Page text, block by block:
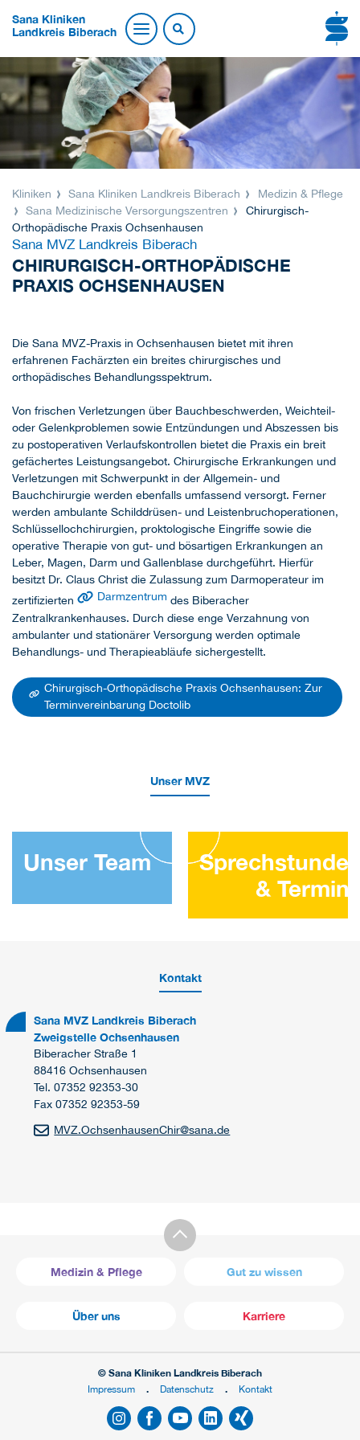
Sana Kliniken
Landkreis Biberach
Kliniken Sana Kliniken Landkreis Biberach
Medizin & Pflege
Sana Medizinische Versorgungszentren
Chirurgisch-
Orthopädische Praxis Ochsenhausen
Sana MVZ Landkreis Biberach
CHIRURGISCH-ORTHOPÄDISCHE
PRAXIS OCHSENHAUSEN
Die Sana MVZ-Praxis in Ochsenhausen bietet mit ihren
erfahrenen Fachärzten ein breites chirurgisches und
orthopädisches Behandlungsspektrum.
Von frischen Verletzungen über Bauchbeschwerden, Weichteil-
oder Gelenkproblemen sowie Entzündungen und Abszessen bis
zu postoperativen Verlaufskontrollen bietet die Praxis ein breit
gefächertes Leistungsangebot. Chirurgische Erkrankungen und
Verletzungen mit Schwerpunkt in der Allgemein- und
Bauchchirurgie werden ebenfalls umfassend versorgt. Ferner
werden ambulante Schilddrüsen- und Leistenbruchoperationen,
Schlüssellochchirurgien, proktologische Eingriffe sowie die
operative Therapie von gut- und bösartigen Erkrankungen an
Leber, Magen, Darm und Gallenblase durchgeführt. Hierfür
besitzt Dr. Claus Christ die Zulassung zum Darmoperateur im
zertifizierten
Darmzentrum des Biberacher
Zentralkrankenhauses. Durch diese enge Verzahnung von
ambulanter und stationärer Versorgung werden optimale
Behandlungs- und Therapieabläufe sichergestellt.
Chirurgisch-Orthopädische Praxis Ochsenhausen: Zur
Terminvereinbarung Doctolib
Unser MVZ
Unser Team
&
Kontakt
Sana MVZ Landkreis Biberach
Zweigstelle Ochsenhausen
Biberacher Straße 1
88416 Ochsenhausen
Tel. 07352 92353-30
Fax 07352 92353-59
MVZ.OchsenhausenChir@sana.de
Medizin & Pflege Gut zu wissen
Über uns Karriere
© Sana Kliniken Landkreis Biberach
Impressum
Datenschutz Kontakt